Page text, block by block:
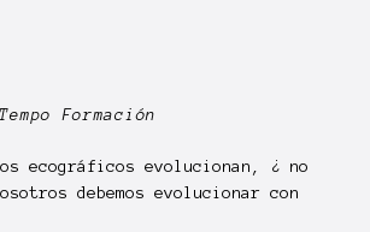
Formación
ecográficos evolucionan, ¿ no
debemos evolucionar con